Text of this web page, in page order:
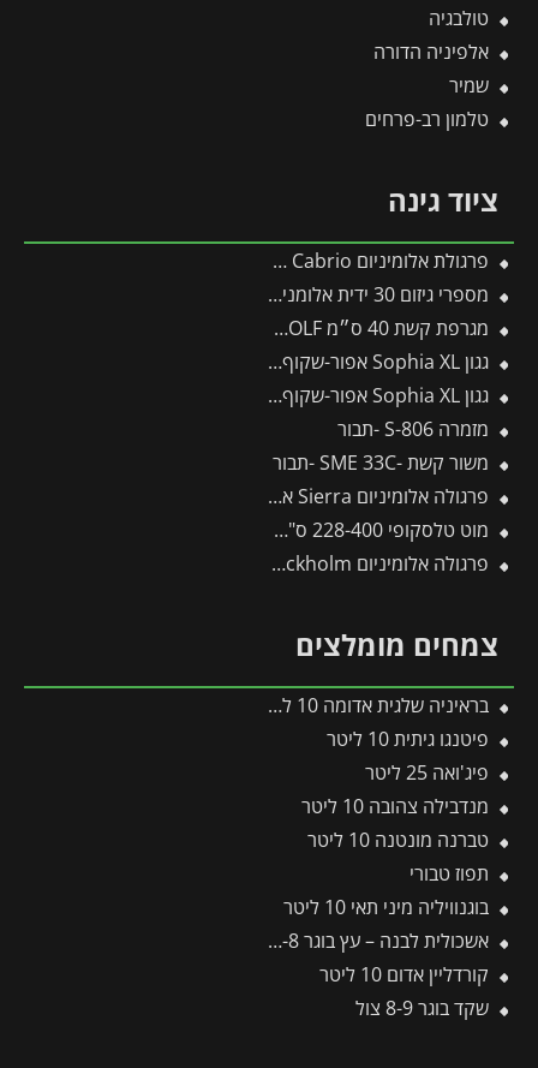
טולבגיה
אלפיניה הדורה
שמיר
טלמון רב-פרחים
ציוד גינה
פרגולת אלומיניום Sierra Cabrio אפורה 3X6.2 נפתחת מבית פלרם – Canopia
מספרי גיזום 30 ידית אלומניום W-30 -תבור
מגרפת קשת 40 ס״מ DO-M40 – WOLF
גגון Sophia XL אפור-שקוף 1.4X8.5 עיצוב מודרני מבית פלרם – Canopia
גגון Sophia XL אפור-שקוף 1.4X1.9 עיצוב מודרני מבית פלרם – Canopia
מזמרה S-806 -תבור
משור קשת -SME 33C -תבור
פרגולה אלומיניום Sierra אפורה 3X9.2 מבית פלרם – Canopia
מוט טלסקופי 228-400 ס"מ לכלים מתחלפים פיסקארס
פרגולה אלומיניום Stockholm שקופה 3.4X5.9 עיצוב מודרני מבית Canopia
צמחים מומלצים
בראיניה שלגית אדומה 10 ליטר
פיטנגו גיתית 10 ליטר
פיג'ואה 25 ליטר
מנדבילה צהובה 10 ליטר
טברנה מונטנה 10 ליטר
תפוז טבורי
בוגנוויליה מיני תאי 10 ליטר
אשכולית לבנה – עץ בוגר 6-8 צול
קורדליין אדום 10 ליטר
שקד בוגר 8-9 צול